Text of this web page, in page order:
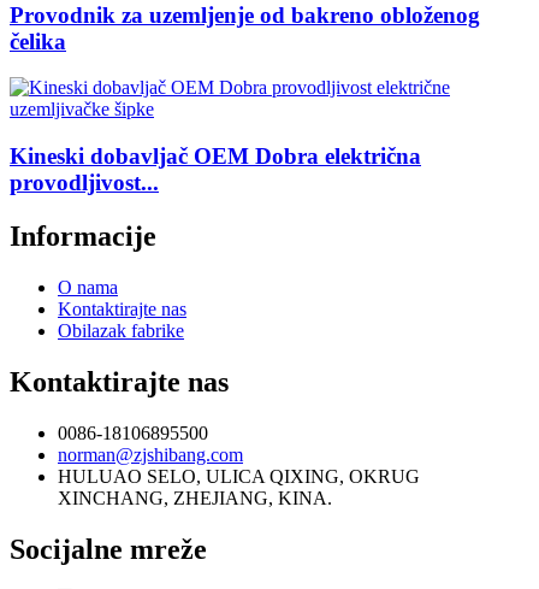
Provodnik za uzemljenje od bakreno obloženog
čelika
Kineski dobavljač OEM Dobra električna
provodljivost...
Informacije
O nama
Kontaktirajte nas
Obilazak fabrike
Kontaktirajte nas
0086-18106895500
norman@zjshibang.com
HULUAO SELO, ULICA QIXING, OKRUG
XINCHANG, ZHEJIANG, KINA.
Socijalne mreže